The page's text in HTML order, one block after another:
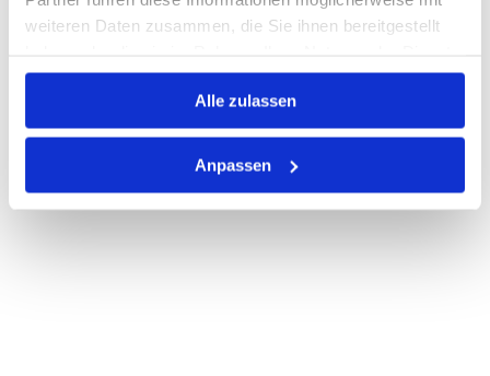
weiteren Daten zusammen, die Sie ihnen bereitgestellt
gesammelt haben.
Alle zulassen
Anpassen
VARIANTEN